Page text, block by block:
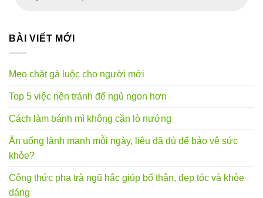
BÀI VIẾT MỚI
Mẹo chặt gà luộc cho người mới
Top 5 việc nên tránh để ngủ ngon hơn
Cách làm bánh mì không cần lò nướng
Ăn uống lành mạnh mỗi ngày, liệu đã đủ để bảo vệ sức
khỏe?
Công thức pha trà ngũ hắc giúp bổ thận, đẹp tóc và khỏe
dáng